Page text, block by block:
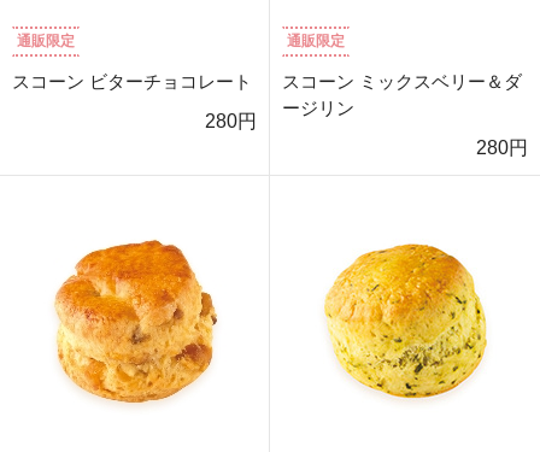
通販限定
スコーン ビターチョコレート
280円
通販限定
スコーン ミックスベリー＆ダ
ージリン
280円